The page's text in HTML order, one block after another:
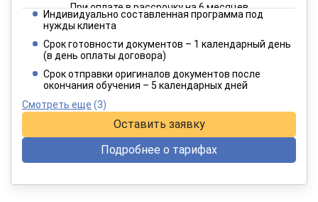
При оплате в рассрочку на 6 месяцев
4 949 руб. / 8 249 руб.
При оплате в рассрочку на 12 месяцев
Индивидуально составленная программа под
нужды клиента
Срок готовности документов – 1 календарный день
(в день оплаты договора)
Срок отправки оригиналов документов после
окончания обучения – 5 календарных дней
Смотреть еще (3)
Оставить заявку
Подробнее о тарифах